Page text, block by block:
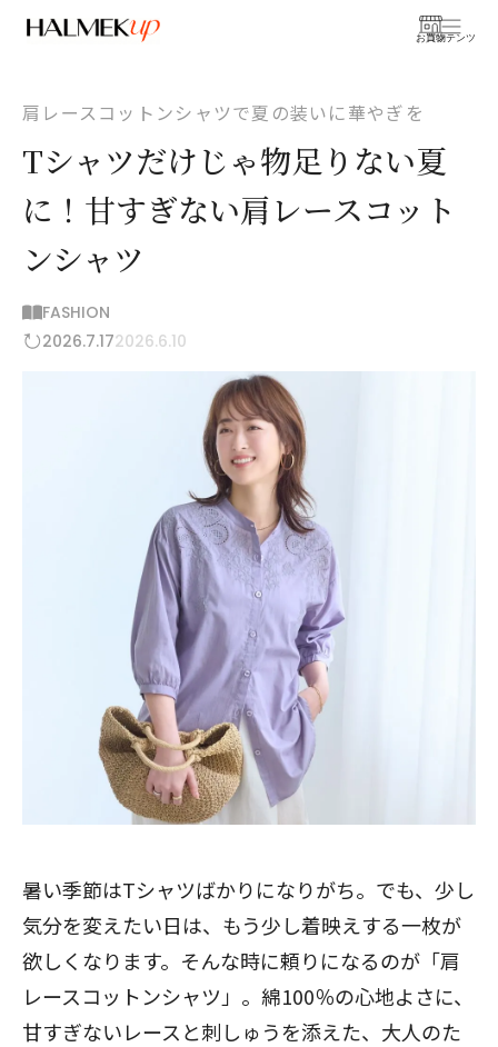
お買物
コンテンツ
肩レースコットンシャツで夏の装いに華やぎを
Tシャツだけじゃ物足りない夏
に！甘すぎない肩レースコット
ンシャツ
FASHION
2026.7.172026.6.10
暑い季節はTシャツばかりになりがち。でも、少し
気分を変えたい日は、もう少し着映えする一枚が
欲しくなります。そんな時に頼りになるのが「肩
レースコットンシャツ」。綿100％の心地よさに、
甘すぎないレースと刺しゅうを添えた、大人のた